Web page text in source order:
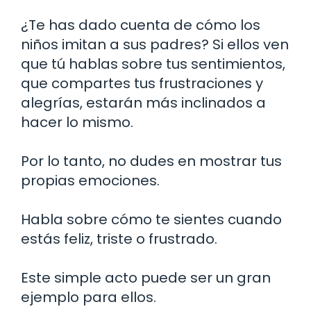
¿Te has dado cuenta de cómo los
niños imitan a sus padres? Si ellos ven
que tú hablas sobre tus sentimientos,
que compartes tus frustraciones y
alegrías, estarán más inclinados a
hacer lo mismo.
Por lo tanto, no dudes en mostrar tus
propias emociones.
Habla sobre cómo te sientes cuando
estás feliz, triste o frustrado.
Este simple acto puede ser un gran
ejemplo para ellos.